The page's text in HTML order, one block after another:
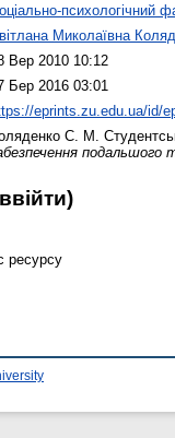
психологічний
Миколаївна
Вер 2010 10:12
Бер 2016 03:01
eprints.zu.edu.ua/id/
С. М.
подальшого
ресурсу